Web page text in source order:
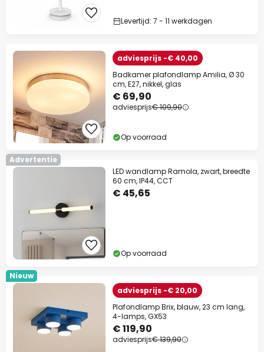
Levertijd: 7 - 11 werkdagen
adviesprijs -€ 40,00
Badkamer plafondlamp Amilia, Ø 30
cm, E27, nikkel, glas
€ 69,90
adviesprijs€ 109,90
Op voorraad
Advertentie
LED wandlamp Ramola, zwart, breedte
60 cm, IP44, CCT
€ 45,65
Op voorraad
Nieuw
adviesprijs -€ 20,00
Plafondlamp Brix, blauw, 23 cm lang,
4-lamps, GX53
€ 119,90
adviesprijs€ 139,90